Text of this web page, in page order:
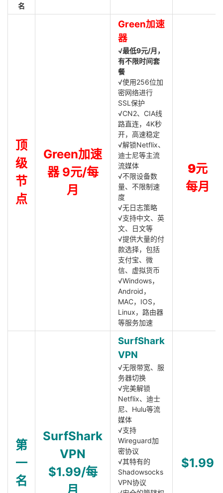
名
顶
级
节
点
Green加速
器 9元/每
月
Green加速
器
√最低9元/月，
有不限时间套
餐
√使用256位加
密网络进行
SSL保护
√CN2、CIA线
路直连，4K秒
开，高速稳定
√解锁Netflix、
迪士尼等主流
流媒体
√不限设备数
量、不限制速
度
√无日志策略
√支持中文、英
文、日文等
√提供大量的付
款选择，包括
支付宝、微
信、虚拟货币
√Windows，
Android，
MAC，IOS，
Linux，路由器
等服务加速
9元
每月
第
一
名
SurfShark
VPN
$1.99/每
月
SurfShark
VPN
√无限带宽、服
务器切换
√完美解锁
Netflix、迪士
尼、Hulu等流
媒体
√支持
Wireguard加
密协议
√其特有的
Shadowsocks
VPN协议
$1.99